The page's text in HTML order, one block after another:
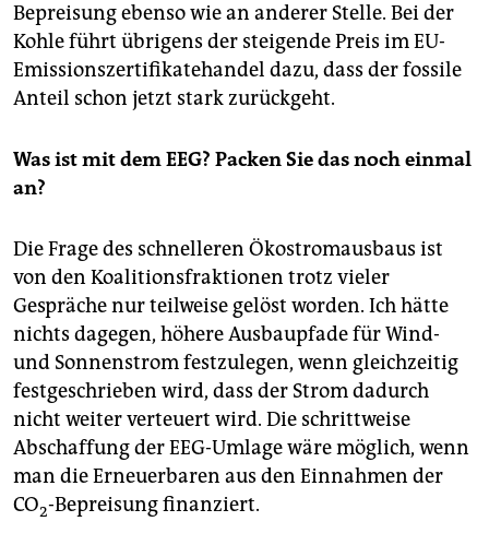
Bepreisung ebenso wie an anderer Stelle. Bei der
Kohle führt übrigens der steigende Preis im EU-
Emissionszertifikatehandel dazu, dass der fossile
Anteil schon jetzt stark zurückgeht.
Was ist mit dem EEG? Packen Sie das noch einmal
an?
Die Frage des schnelleren Ökostromausbaus ist
von den Koalitionsfraktionen trotz vieler
Gespräche nur teilweise gelöst worden. Ich hätte
nichts dagegen, höhere Ausbaupfade für Wind-
und Sonnenstrom festzulegen, wenn gleichzeitig
festgeschrieben wird, dass der Strom dadurch
nicht weiter verteuert wird. Die schrittweise
Abschaffung der EEG-Umlage wäre möglich, wenn
man die Erneuerbaren aus den Einnahmen der
CO2-Bepreisung finanziert.